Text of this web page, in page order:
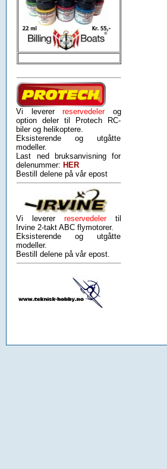
Vi levererreservedelerog
option deler til Protech RC-
biler og helikoptere.
Eksisterende og utgåtte
modeller.
Last ned bruksanvisning for
delenummer: HER
Bestill delene på vår epost
Vi leverer reservedelertil
Irvine 2-takt ABC flymotorer.
Eksisterende og utgåtte
modeller.
Bestill delene på vår epost.